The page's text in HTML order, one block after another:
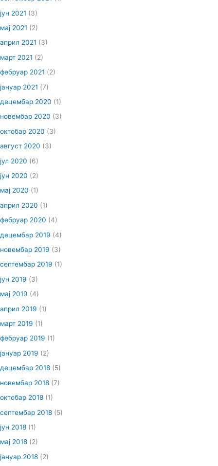
јун 2021 (3)
мај 2021 (2)
април 2021 (3)
март 2021 (2)
фебруар 2021 (2)
јануар 2021 (7)
децембар 2020 (1)
новембар 2020 (3)
октобар 2020 (3)
август 2020 (3)
јул 2020 (6)
јун 2020 (2)
мај 2020 (1)
април 2020 (1)
фебруар 2020 (4)
децембар 2019 (4)
новембар 2019 (3)
септембар 2019 (1)
јун 2019 (3)
мај 2019 (4)
април 2019 (1)
март 2019 (1)
фебруар 2019 (1)
јануар 2019 (2)
децембар 2018 (5)
новембар 2018 (7)
октобар 2018 (1)
септембар 2018 (5)
јун 2018 (1)
мај 2018 (2)
јануар 2018 (2)